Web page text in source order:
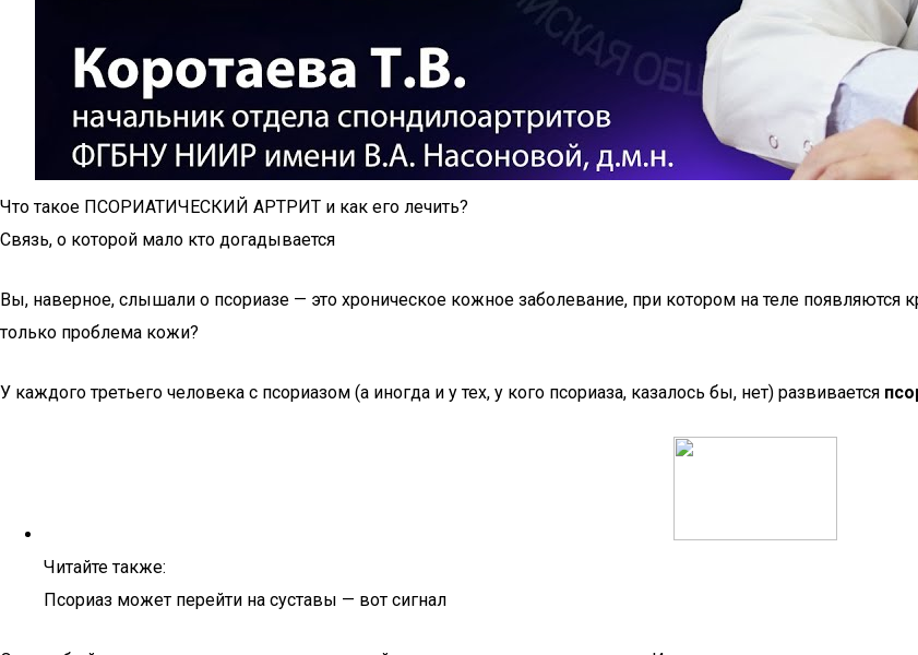
Что такое ПСОРИАТИЧЕСКИЙ АРТРИТ и как его лечить?
Связь, о которой мало кто догадывается
Вы, наверное, слышали о псориазе — это хроническое кожное заболевание, при котором на теле
только проблема кожи?
У каждого третьего человека с псориазом (а иногда и у тех, у кого псориаза, казалось бы, нет) развивается
Читайте также:
Псориаз может перейти на суставы — вот сигнал